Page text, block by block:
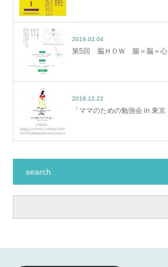
2019.02.04
第5回 脳ＨＯＷ 腸＝脳＝心
2018.12.22
「ママのための勉強会 in 東京
search